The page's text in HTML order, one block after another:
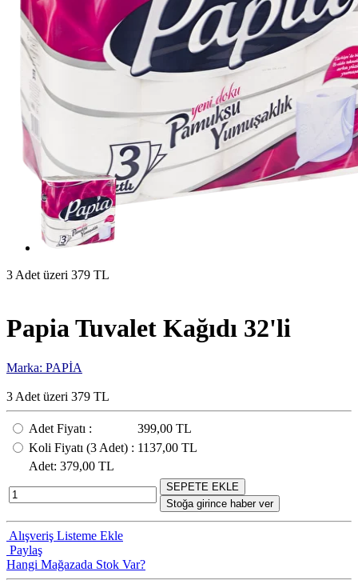
3 Adet üzeri 379 TL
Papia Tuvalet Kağıdı 32'li
Marka: PAPİA
3 Adet üzeri 379 TL
Adet Fiyatı :
399,00 TL
Koli Fiyatı (3 Adet) : 1137,00 TL
Adet: 379,00 TL
SEPETE EKLE
Stoğa girince haber ver
Alışveriş Listeme Ekle
Paylaş
Hangi Mağazada Stok Var?